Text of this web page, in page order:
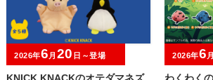
2026年6 月 20 日～登場 2026年6 月